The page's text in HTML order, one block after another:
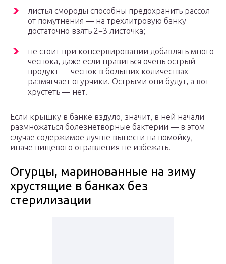
листья смороды способны предохранить рассол
от помутнения — на трехлитровую банку
достаточно взять 2−3 листочка;
не стоит при консервировании добавлять много
чеснока, даже если нравиться очень острый
продукт — чеснок в больших количествах
размягчает огурчики. Острыми они будут, а вот
хрустеть — нет.
Если крышку в банке вздуло, значит, в ней начали
размножаться болезнетворные бактерии — в этом
случае содержимое лучше вынести на помойку,
иначе пищевого отравления не избежать.
Огурцы, маринованные на зиму
хрустящие в банках без
стерилизации